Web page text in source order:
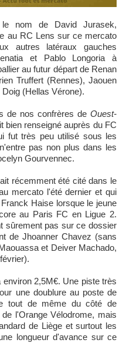
au RC Lens sur ce mercato
autres latéraux gauches
et Pablo Longoria à
au futur départ de Renan
Truffert (Rennes), Jaouen
(Hellas Vérone).
de nos confrères de Ouest-
bien renseigné auprès du FC
fut très peu utilisé sous les
pas non plus dans les
Gourvennec.
récemment été cité dans le
mercato l'été dernier et qui
Haise lorsque le jeune
au Paris FC en Ligue 2.
sûrement pas sur ce dossier
de Jhoanner Chavez (sans
et Deiver Machado,
2,5M€. Une piste très
une doublure au poste de
tout de même du côté de
l'Orange Vélodrome, mais
de Liège et surtout les
longueur d'avance sur ce